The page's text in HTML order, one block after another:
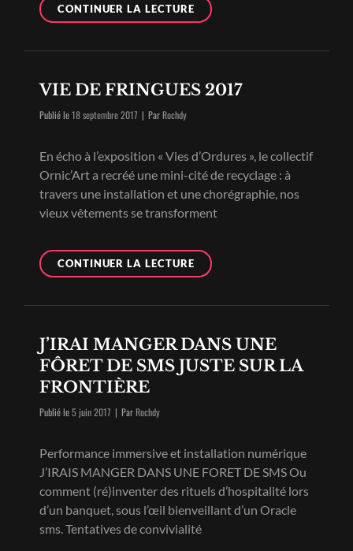
CONTINUER LA LECTUREWORKSHOP
–
VIE DE FRINGUES 2017
Publié le18 septembre 2017 | ParByline
Rochdy
En écho à l’exposition « Vies d’Ordures », le collectif
Ornic’Art a recréé une mini-cité de recyclage : à
travers une installation et une chorégraphie, nos
vieux vêtements se transforment
CONTINUER LA LECTUREVIE
DE
J’IRAI MANGER DANS UNE
FÔRET DE SMS JUSTE SUR LA
FRONTIÈRE
Publié le5 juin 2017 | ParByline
Rochdy
Performance immersive et installation numérique
J’IRAIS MANGER DANS UNE FORET DE SMS Ou
comment (ré)inventer des rituels d’hospitalité lors
d’un banquet, sous l’œil bienveillant d’un Oracle
sms. Tentatives de convivialité